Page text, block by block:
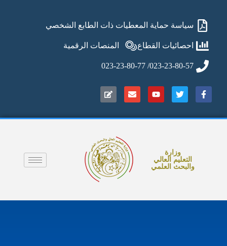
سياسة حماية المعطيات ذات الطابع الشخصي
احصائيات القطاع المنصات الرقمية
023-23-80-57/ 023-23-80-77
وزارة
التعليم العالي
والبحث العلمي